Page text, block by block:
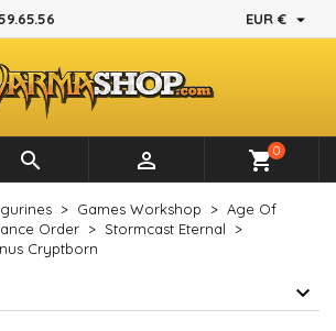
EUR € 
  shopping_cart0
Games Workshop
Age Of
Order
Stormcast Eternal
Cryptborn
d'envies ×
liste
liste d'envies ×
d'envies
Créer une liste d'envies
×
connecté pour ajouter des produits à